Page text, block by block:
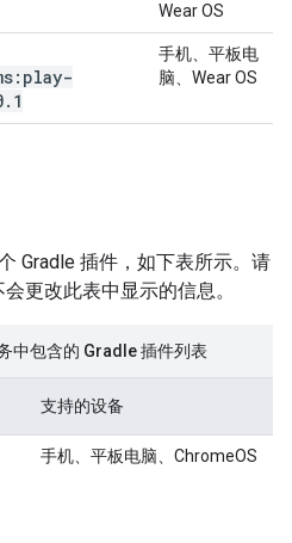
Wear OS
. 1
手机、平板电
脑、Wear OS
Gradle 插件，如下表所示。请
更改此表中显示的信息。
中包含的 Gradle 插件列表
支持的设备
手机、平板电脑、ChromeOS